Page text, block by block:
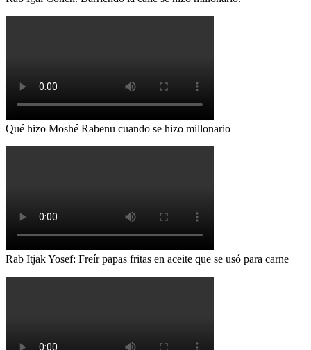
Qué hizo Moshé Rabenu cuando se hizo millonario
Rab Itjak Yosef: Freír papas fritas en aceite que se usó para carne